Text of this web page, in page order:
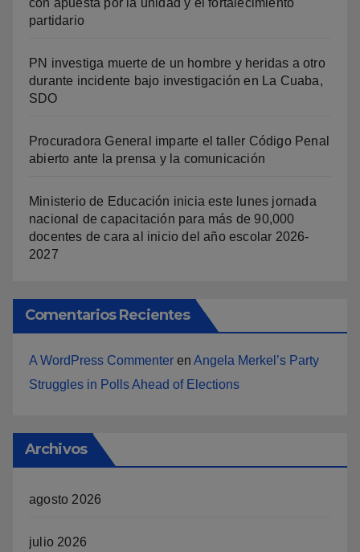
partidario
PN investiga muerte de un hombre y heridas a otro
durante incidente bajo investigación en La Cuaba,
SDO
Procuradora General imparte el taller Código Penal
abierto ante la prensa y la comunicación
Ministerio de Educación inicia este lunes jornada
nacional de capacitación para más de 90,000
docentes de cara al inicio del año escolar 2026-
2027
Comentarios Recientes
A WordPress Commenter en Angela Merkel’s Party
Struggles in Polls Ahead of Elections
Archivos
agosto 2026
julio 2026